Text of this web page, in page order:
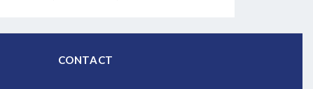
CONTACT